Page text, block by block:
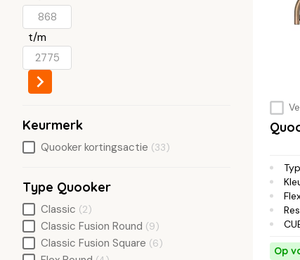
Op
t/m
Keurmerk
Quooker kortingsactie (33)
Type Quooker
Classic (2)
Classic Fusion Round (9)
Classic Fusion Square (6)